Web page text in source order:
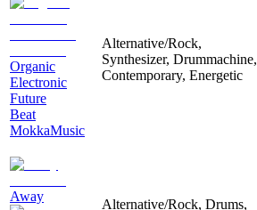
Organic
Electronic
Future
Beat
MokkaMusic
Alternative/Rock,
Synthesizer, Drummachine,
Contemporary, Energetic
Away
Alternative/Rock, Drums,